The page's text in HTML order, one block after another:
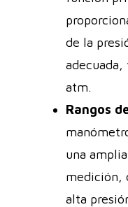
de la
adecuada,
atm.
Rangos
una
medición,
alta